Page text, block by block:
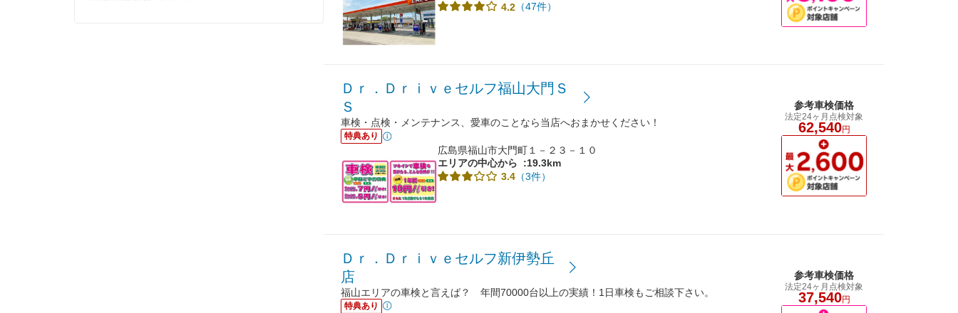
4.2 （47件）
Ｄｒ．Ｄｒｉｖｅセルフ福山大門Ｓ
Ｓ
車検・点検・メンテナンス、愛車のことなら当店へおまかせください！
特典あり
広島県福山市大門町１－２３－１０
エリアの中心から
:19.3km
3.4 （3件）
参考車検価格
法定24ヶ月点検対象
62,540円
Ｄｒ．Ｄｒｉｖｅセルフ新伊勢丘
店
福山エリアの車検と言えば？ 年間70000台以上の実績！1日車検もご相談下さい。
特典あり
参考車検価格
法定24ヶ月点検対象
37,540円